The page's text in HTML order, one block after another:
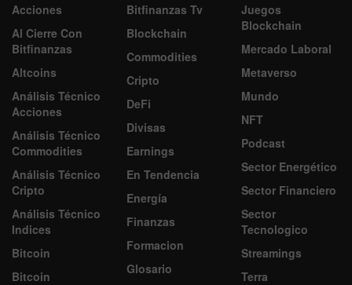
Acciones
Al Cierre Con
Bitfinanzas
Altcoins
Análisis Técnico
Acciones
Análisis Técnico
Commodities
Análisis Técnico
Cripto
Análisis Técnico
Indices
Bitcoin
Bitcoin
Bitfinanzas Tv
Blockchain
Commodities
Cripto
DeFi
Divisas
Earnings
En Tendencia
Energía
Finanzas
Formacion
Glosario
Juegos
Blockchain
Mercado Laboral
Metaverso
Mundo
NFT
Podcast
Sector Energético
Sector Financiero
Sector
Tecnologico
Streamings
Terra